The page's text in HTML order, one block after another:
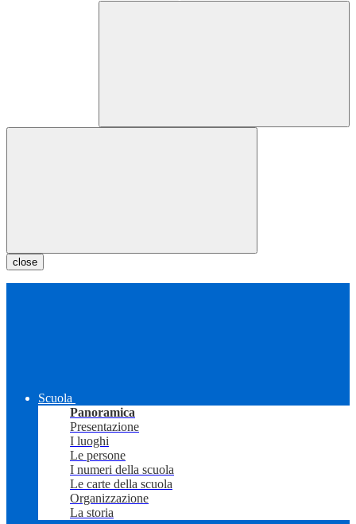
close
Scuola
Panoramica
Presentazione
I luoghi
Le persone
I numeri della scuola
Le carte della scuola
Organizzazione
La storia